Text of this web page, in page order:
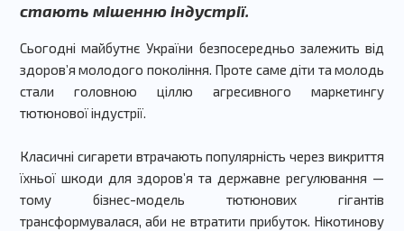
стають мішенню індустрії.
Сьогодні майбутнє України безпосередньо залежить від
здоров’я молодого покоління. Проте саме діти та молодь
стали головною ціллю агресивного маркетингу
тютюнової індустрії.
Класичні сигарети втрачають популярність через викриття
їхньої шкоди для здоров’я та державне регулювання —
тому бізнес-модель тютюнових гігантів
трансформувалася, аби не втратити прибуток. Нікотинову